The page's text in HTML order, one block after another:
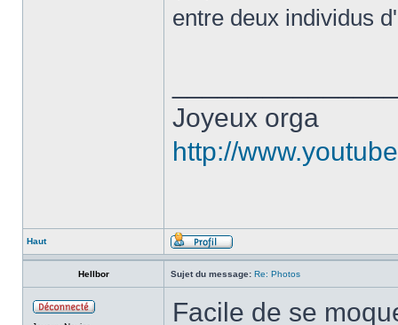
entre deux individus
Joyeux orga
http://
Haut
Hellbor Sujet du message: Re: Photos
Facile de se